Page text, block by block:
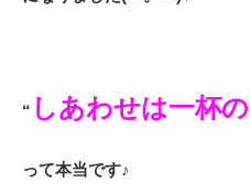
“ しあわせは一杯
って本当です♪